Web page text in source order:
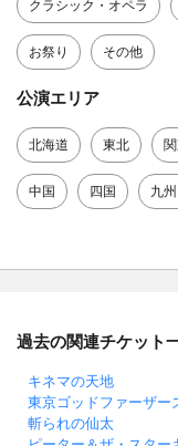
クラシック・オペラ
お祭り その他
公演エリア
北海道 東北
中国 四国 九
過去の関連チケット
キネマの天地
東京ゴッドファーザー
斬られの仙太